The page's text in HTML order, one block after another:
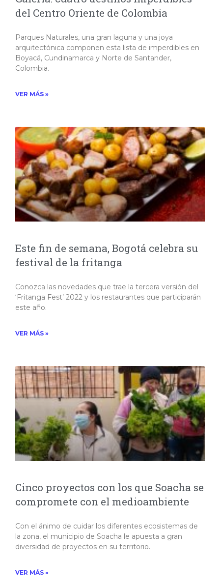
del Centro Oriente de Colombia
Parques Naturales, una gran laguna y una joya
arquitectónica componen esta lista de imperdibles en
Boyacá, Cundinamarca y Norte de Santander,
Colombia.
VER MÁS »
Este fin de semana, Bogotá celebra su
festival de la fritanga
Conozca las novedades que trae la tercera versión del
‘Fritanga Fest’ 2022 y los restaurantes que participarán
este año.​
VER MÁS »
Cinco proyectos con los que Soacha se
compromete con el medioambiente
Con el ánimo de cuidar los diferentes ecosistemas de
la zona, el municipio de Soacha le apuesta a gran
diversidad de proyectos en su territorio.​
VER MÁS »